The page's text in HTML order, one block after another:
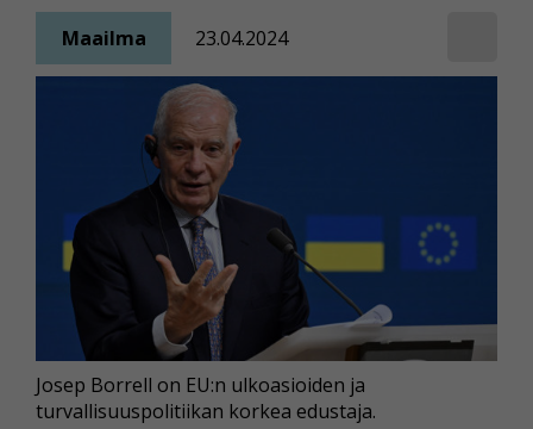
Maailma 23.04.2024
Josep Borrell on EU:n ulkoasioiden ja
turvallisuuspolitiikan korkea edustaja.